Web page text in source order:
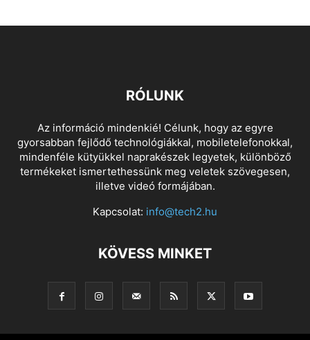
RÓLUNK
Az információ mindenkié! Célunk, hogy az egyre
gyorsabban fejlődő technológiákkal, mobiletelefonokkal,
mindenféle kütyükkel naprakészek legyetek, különböző
termékeket ismertethessünk meg veletek szövegesen,
illetve videó formájában.
Kapcsolat: info@tech2.hu
KÖVESS MINKET